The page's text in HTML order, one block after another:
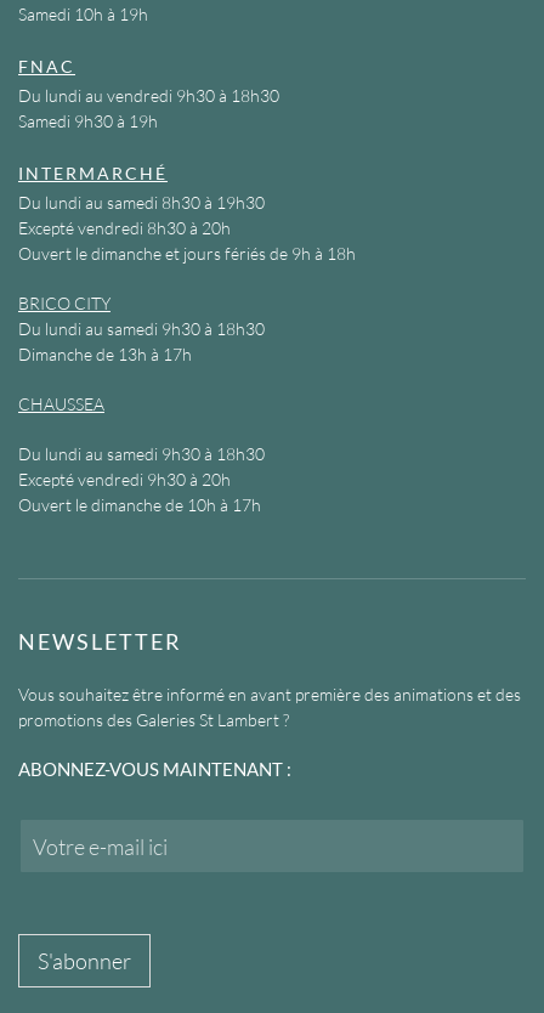
Samedi 10h à 19h
FNAC
Du lundi au vendredi 9h30 à 18h30
Samedi 9h30 à 19h
INTERMARCHÉ
Du lundi au samedi 8h30 à 19h30
Excepté vendredi 8h30 à 20h
Ouvert le dimanche et jours fériés de 9h à 18h
BRICO CITY
Du lundi au samedi 9h30 à 18h30
Dimanche de 13h à 17h
CHAUSSEA
Du lundi au samedi 9h30 à 18h30
Excepté vendredi 9h30 à 20h
Ouvert le dimanche de 10h à 17h
NEWSLETTER
Vous souhaitez être informé en avant première des animations et des
promotions des Galeries St Lambert ?
ABONNEZ-VOUS MAINTENANT :
S'abonner